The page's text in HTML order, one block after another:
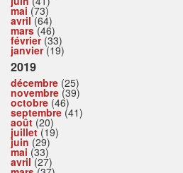
mai (73)
avril(64)
mars(46)
février(33)
janvier(19)
2019
décembre (25)
novembre (39)
octobre (46)
septembre (41)
août (20)
juillet(19)
juin (29)
mai (33)
avril(27)